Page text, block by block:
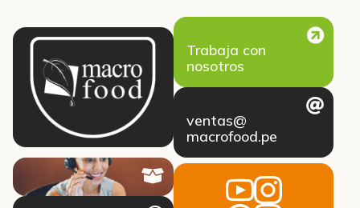
Trabaja con
nosotros
ventas@
macrofood.pe